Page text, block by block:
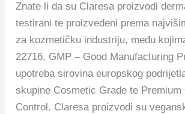
Znate li da su Claresa proizvodi
testirani te proizvedeni prema
za kozmetičku industriju, među
22716, GMP – Good Manufacturing
upotreba sirovina europskog
skupine Cosmetic Grade te Premium
Control. Claresa proizvodi su